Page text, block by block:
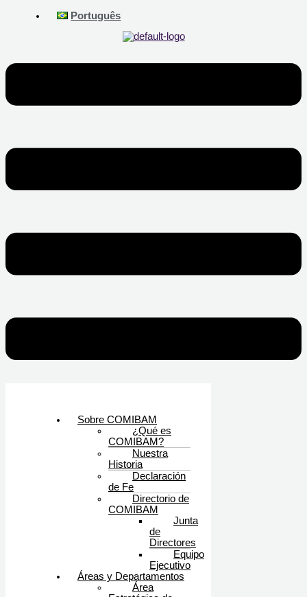
Português
Sobre COMIBAM
¿Qué es
COMIBAM?
Nuestra
Historia
Declaración
de Fe
Directorio de
COMIBAM
Junta
de
Directores
Equipo
Ejecutivo
Áreas y Departamentos
Área